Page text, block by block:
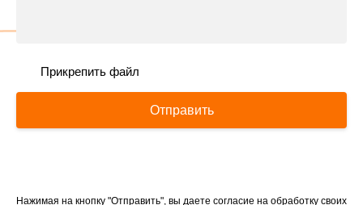
Прикрепить файл
Отправить
Нажимая на кнопку "Отправить", вы даете согласие на обработку своих